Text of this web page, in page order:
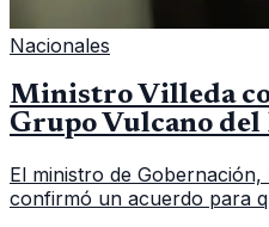
Nacionales
Ministro Villeda
Grupo Vulcano del
El ministro de
confirmó un acuerdo para